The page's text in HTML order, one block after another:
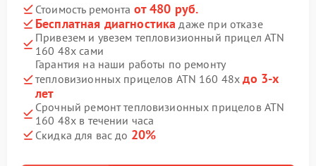
Стоимость ремонта от 480 руб.
Бесплатная диагностика даже при отказе
Привезем и увезем тепловизионный прицел ATN
160 48x сами
Гарантия на наши работы по ремонту
тепловизионных прицелов ATN 160 48xдо 3-х
лет
Срочный ремонт тепловизионных прицелов ATN
160 48x в течении часа
Скидка для вас до 20%